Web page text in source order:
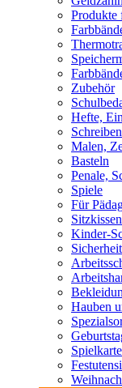
Produkte
Zubehör
Hefte,
Schreiben
Malen,
Basteln
Penale,
Spiele
Für
Kinder-
Sicherheit
Hauben